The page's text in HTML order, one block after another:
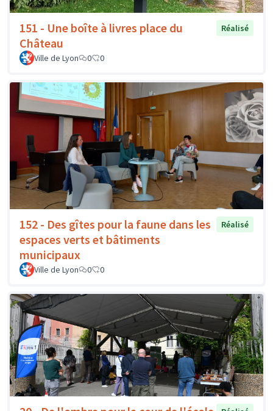
151 - Une boîte à livres place du
Château
Réalisé
Ville de Lyon 0 0
152 - Des gîtes pour la faune dans les
espaces verts et bâtiments
municipaux
Réalisé
Ville de Lyon 0 0